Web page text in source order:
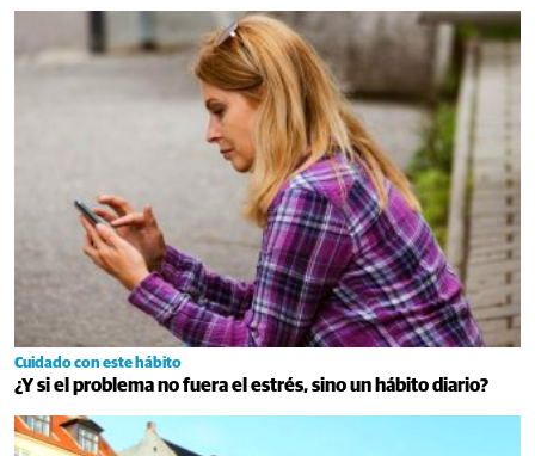
Cuidado con este hábito
¿Y si el problema no fuera el estrés, sino un hábito diario?